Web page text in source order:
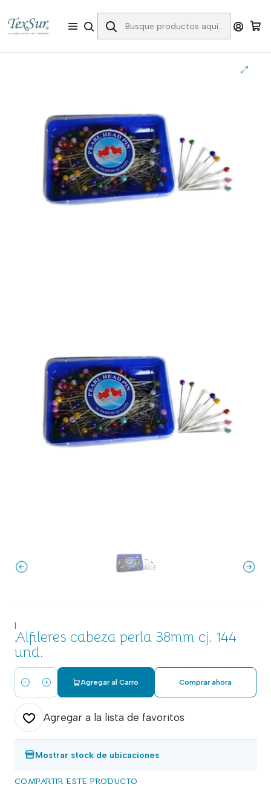
Accesorios MISCELANEOS
Alfileres
Alfileres cabeza perla 38mm cj. 144 und.
|
Alfileres cabeza perla 38mm cj. 144
und.
Cantidad
Agregar al Carro Comprar ahora
Agregar a la lista de favoritos
Mostrar stock de ubicaciones
COMPARTIR ESTE PRODUCTO